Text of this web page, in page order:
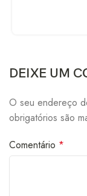
DEIXE UM
O seu endereço
obrigatórios são
Comentário *